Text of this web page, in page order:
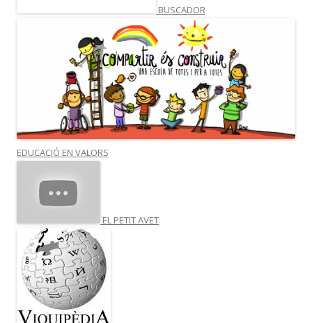
BUSCADOR
EDUCACIÓ EN VALORS
EL PETIT AVET